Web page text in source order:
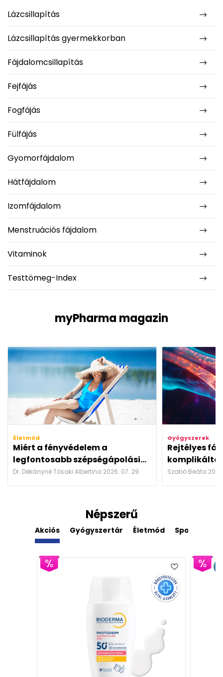
Lázcsillapítás
Lázcsillapítás gyermekkorban
Fájdalomcsillapítás
Fejfájás
Fogfájás
Fülfájás
Gyomorfájdalom
Hátfájdalom
Izomfájdalom
Menstruációs fájdalom
Vitaminok
Testtömeg-Index
myPharma magazin
Életmód
Miért a fényvédelem a
legfontosabb szépségápolási...
Dr. Dékányné Tósaki Albertina 2026. 07. 29.
Gyógyszerek
Rejtélyes
Szabó Beáta
Népszerű
Akciós Gyógyszertár Életmód Sport